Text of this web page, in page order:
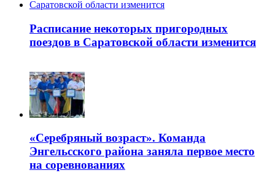
Расписание некоторых пригородных
поездов в Саратовской области изменится
«Серебряный возраст». Команда
Энгельсского района заняла первое место
на соревнованиях